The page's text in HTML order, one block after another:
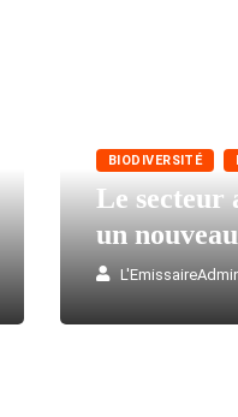
BIODIVERSITÉ
Le secteur
un